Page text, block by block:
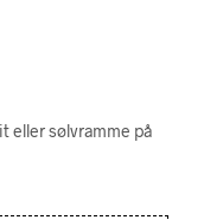
eller sølvramme på